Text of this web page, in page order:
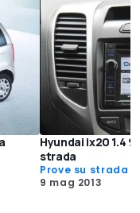
Hyundai ix20 1.4
strada
Prove su strada
9 mag 2013